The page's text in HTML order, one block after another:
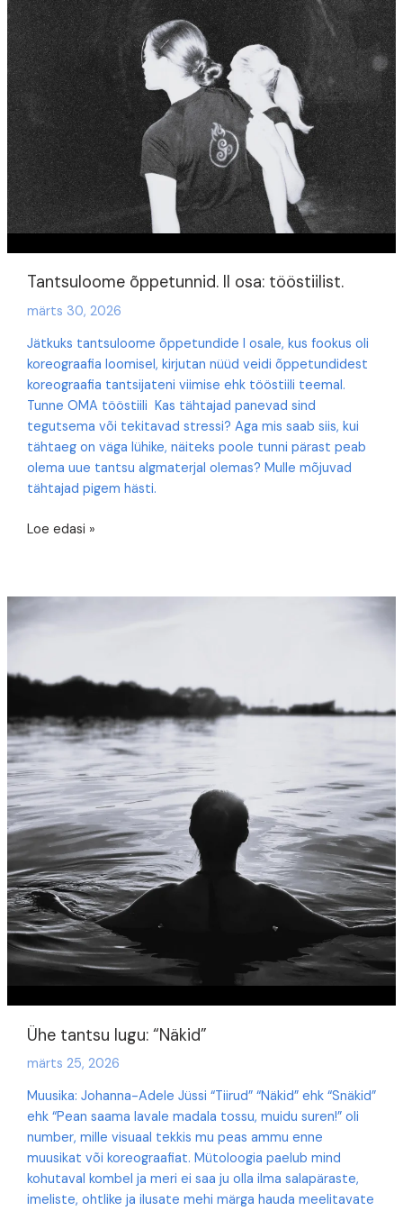
Tantsuloome õppetunnid. II osa: tööstiilist.
märts 30, 2026
Jätkuks tantsuloome õppetundide I osale, kus fookus oli
koreograafia loomisel, kirjutan nüüd veidi õppetundidest
koreograafia tantsijateni viimise ehk tööstiili teemal.
Tunne OMA tööstiili Kas tähtajad panevad sind
tegutsema või tekitavad stressi? Aga mis saab siis, kui
tähtaeg on väga lühike, näiteks poole tunni pärast peab
olema uue tantsu algmaterjal olemas? Mulle mõjuvad
tähtajad pigem hästi.
Tantsuloome
Loe edasi »
Ühe tantsu lugu: “Näkid”
märts 25, 2026
Muusika: Johanna-Adele Jüssi “Tiirud” “Näkid” ehk “Snäkid”
ehk “Pean saama lavale madala tossu, muidu suren!” oli
number, mille visuaal tekkis mu peas ammu enne
muusikat või koreograafiat. Mütoloogia paelub mind
kohutaval kombel ja meri ei saa ju olla ilma salapäraste,
imeliste, ohtlike ja ilusate mehi märga hauda meelitavate